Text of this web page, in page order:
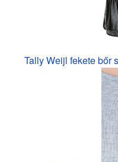
Tally Weijl fekete bőr